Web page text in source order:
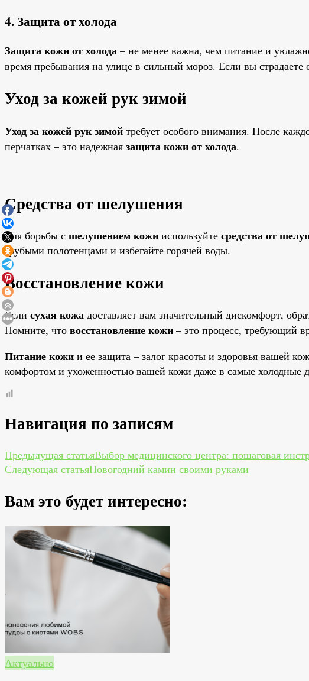
4. Защита от холода
Защита кожи от холода – не менее важна, чем питание и
время пребывания на улице в сильный мороз. Если вы страдаете
Уход за кожей рук зимой
Уход за кожей рук зимой требует особого внимания. После
перчатках – это надежная защита кожи от холода.
Средства от шелушения
Для борьбы с шелушением кожи используйте средства от
грубыми полотенцами и избегайте горячей воды.
Восстановление кожи
Если сухая кожа доставляет вам значительный дискомфорт,
Помните, что восстановление кожи – это процесс, требующий
Питание кожи и ее защита – залог красоты и здоровья вашей
комфортом и ухоженностью вашей кожи даже в самые холодные
Навигация по записям
Предыдущая статьяВыбор медицинского центра: пошаговая
Следующая статьяНовогодний камин своими руками
Вам это будет интересно:
Актуально